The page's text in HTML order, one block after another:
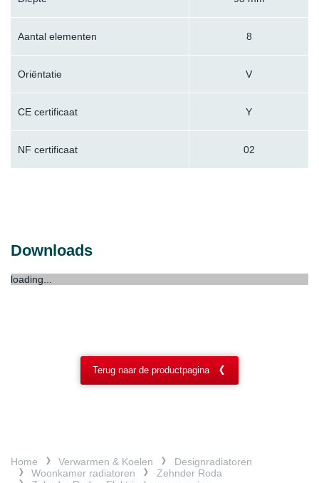
Aantal elementen 8
Oriëntatie V
CE certificaat Y
NF certificaat 02
Downloads
loading...
Terug naar de productpagina
Home Verwarmen & Koelen
Designradiatoren
Woonkamer radiatoren
Zehnder Roda